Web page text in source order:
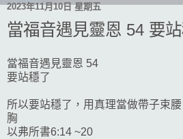
2023年11月10日 星期五
當福音遇見靈恩 54 要
當福音遇見靈恩 54
要站穩了
所以要站穩了，用真理當做帶子束
胸
以弗所書6:14 ~20